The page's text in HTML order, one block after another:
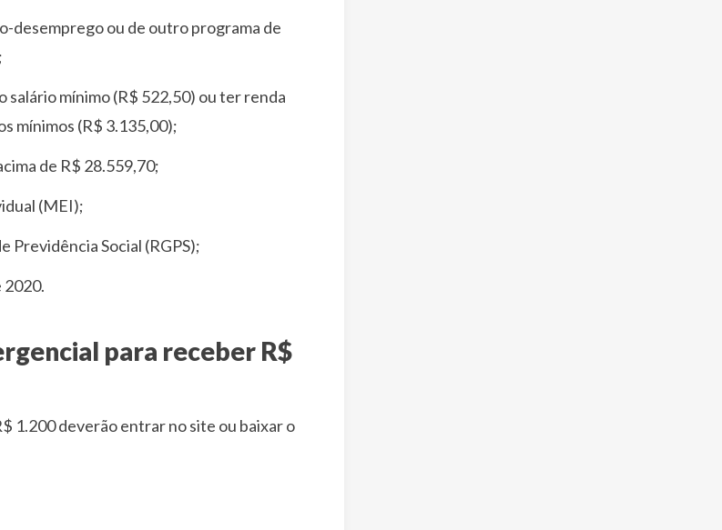
desemprego ou de outro programa de
mínimo (R$ 522,50) ou ter renda
mínimos (R$ 3.135,00);
de R$ 28.559,70;
(MEI);
Social (RGPS);
2020.
para receber R$
1.200 deverão entrar no site ou baixar o